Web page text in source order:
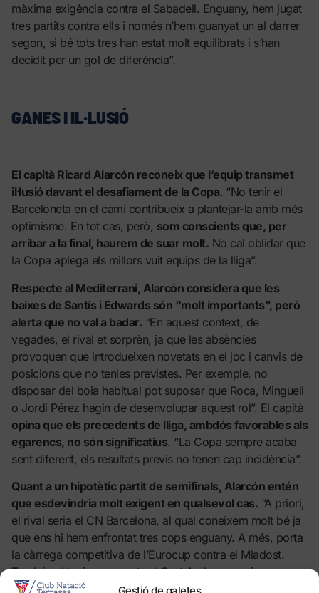
màxima exigència contra el Sabadell. Enguany, hem jugat
tres partits contra ells i només n’hem guanyat un al darrer
segon, si bé tots tres han estat molt equilibrats i s’han
decidit per un gol de diferència”.
GANES I IL·LUSIÓ
El capità Ricard Alarcón reconeix que l’equip transmet
il·lusió davant el desafiament de la Copa. “No tenir el
Barceloneta en el camí contribueix a plantejar-la amb més
optimisme. En tot cas, però, som conscients que, per
arribar a la final, haurem de suar molt. No cal oblidar que
la Copa aplega els millors vuit equips de la lliga”.
Respecte al Mediterrani, Alarcón considera que les
baixes de Santís i Edwards són “molt importants”, però
alerta que no val a badar. “En aquest context, de
vegades, el rival et sorprèn, ja que les absències
provoquen que introdueixen novetats en el joc i canvis de
posicions que no tenies previstes. Per exemple, no
disposar del boia habitual pot suposar que Roca, Minguell
o Jordi Pérez hagin de desenvolupar aquest rol”. El capità
opina que els precedents de lliga, ambdós favorables als
egarencs, no són significatius. “La Copa sempre acaba
sent diferent, els resultats previs no tenen cap incidència”.
Quant a un hipotètic partit de semifinals, Alarcón entén
que esdevindria molt exigent en qualsevol cas. “A priori,
el rival seria el CN Barcelona, al qual coneixem molt bé ja
que ens hi hem enfrontat tres cops enguany. A més, porta
la càrrega competitiva de l’Eurocup contra el Mladost.
També cal tenir en compte el Sant Andreu, que juga a
casa i que ja ens va demostrar el seu potencial en el xoc